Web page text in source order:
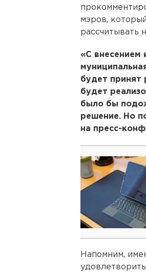
мэров,
рассчитывать
«С внесением
будет принят
будет
было бы
решение. Но
на пресс-
Напомним,